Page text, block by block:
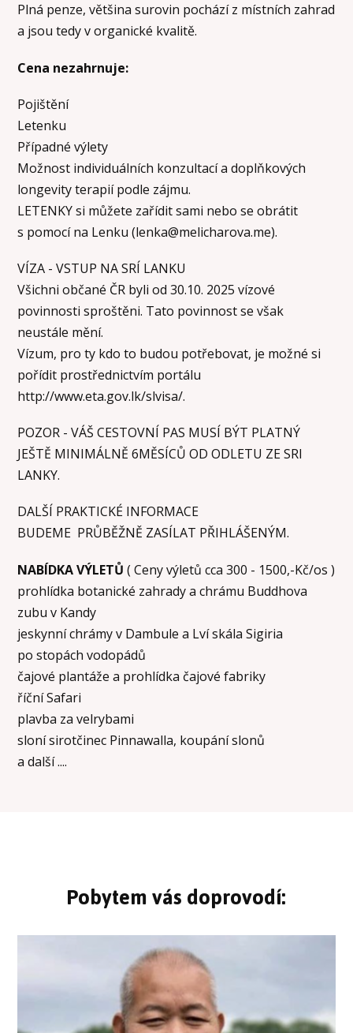
Plná penze, většina surovin pochází z místních zahrad
a jsou tedy v organické kvalitě.
Cena nezahrnuje:
Pojištění
Letenku
Případné výlety
Možnost individuálních konzultací a doplňkových
longevity terapií podle zájmu.
LETENKY si můžete zařídit sami nebo se obrátit
s pomocí na Lenku (lenka@melicharova.me).
VÍZA - VSTUP NA SRÍ LANKU
Všichni občané ČR byli od 30.10. 2025 vízové
povinnosti sproštěni. Tato povinnost se však
neustále mění.
Vízum, pro ty kdo to budou potřebovat, je možné si
pořídit prostřednictvím portálu
http://www.eta.gov.lk/slvisa/.
POZOR - VÁŠ CESTOVNÍ PAS MUSÍ BÝT PLATNÝ
JEŠTĚ MINIMÁLNĚ 6MĚSÍCŮ OD ODLETU ZE SRI
LANKY.
DALŠÍ PRAKTICKÉ INFORMACE
BUDEME PRŮBĚŽNĚ ZASÍLAT PŘIHLÁŠENÝM.
NABÍDKA VÝLETŮ ( Ceny výletů cca 300 - 1500,-Kč/os )
prohlídka botanické zahrady a chrámu Buddhova
zubu v Kandy
jeskynní chrámy v Dambule a Lví skála Sigiria
po stopách vodopádů
čajové plantáže a prohlídka čajové fabriky
říční Safari
plavba za velrybami
sloní sirotčinec Pinnawalla, koupání slonů
a další ....
Pobytem vás doprovodí: